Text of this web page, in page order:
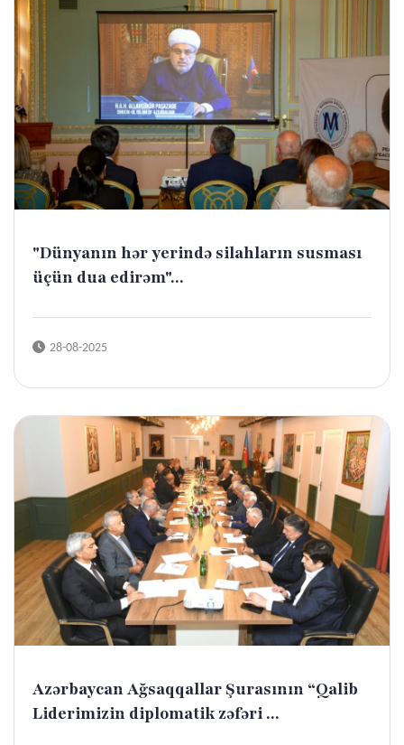
"Dünyanın hər yerində silahların susması
üçün dua edirəm"...
28-08-2025
Azərbaycan Ağsaqqallar Şurasının “Qalib
Liderimizin diplomatik zəfəri ...